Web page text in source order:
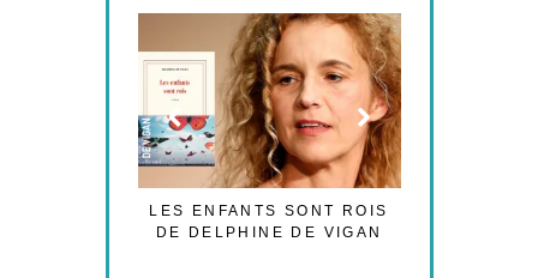
LES ENFANTS SONT ROIS
DE DELPHINE DE VIGAN